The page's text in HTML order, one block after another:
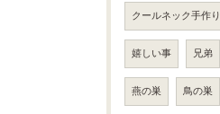
クールネック手作り
嬉しい事 兄弟
燕の巣 鳥の巣